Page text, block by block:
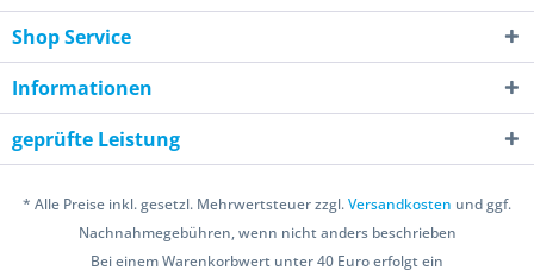
Shop Service
Informationen
geprüfte Leistung
* Alle Preise inkl. gesetzl. Mehrwertsteuer zzgl.Versandkosten und ggf.
Nachnahmegebühren, wenn nicht anders beschrieben
Bei einem Warenkorbwert unter 40 Euro erfolgt ein